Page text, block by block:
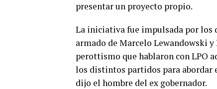
presentar un proyecto propio.
La iniciativa fue impulsada por los
armado de Marcelo Lewandowski
perottismo que hablaron con LPO
los distintos partidos para abordar
dijo el hombre del ex gobernador.